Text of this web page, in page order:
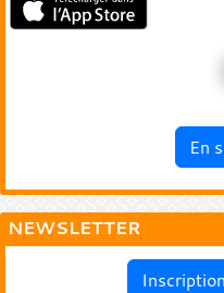
En
NEWSLETTER